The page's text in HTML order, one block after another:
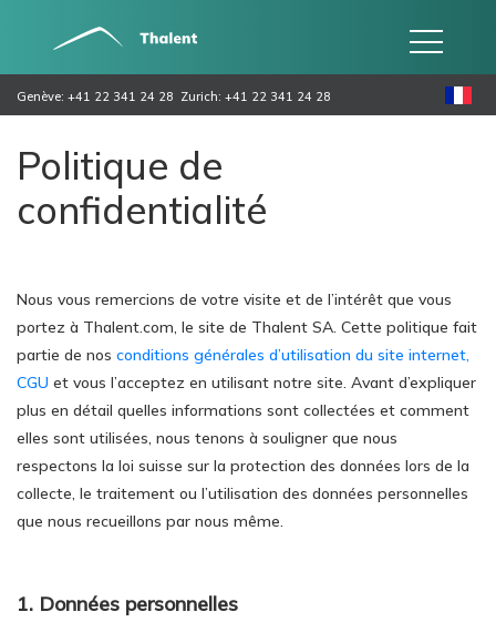
Genève: +41 22 341 24 28 Zurich: +41 22 341 24 28
Politique de
confidentialité
Nous vous remercions de votre visite et de l’intérêt que vous
portez à Thalent.com, le site de Thalent SA. Cette politique fait
partie de nos conditions générales d’utilisation du site internet,
CGU et vous l’acceptez en utilisant notre site. Avant d’expliquer
plus en détail quelles informations sont collectées et comment
elles sont utilisées, nous tenons à souligner que nous
respectons la loi suisse sur la protection des données lors de la
collecte, le traitement ou l’utilisation des données personnelles
que nous recueillons par nous même.
1. Données personnelles